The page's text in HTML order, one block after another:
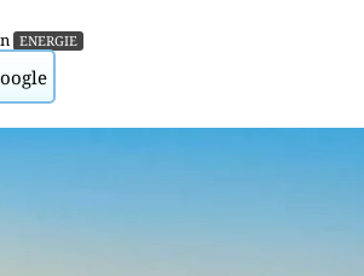
ENERGIE